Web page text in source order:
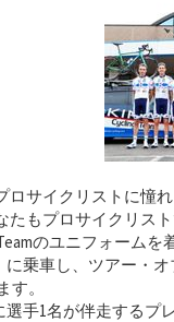
ロサイクリストに憧れ
たもプロサイクリスト
のユニフォーム
」に乗車し、ツアー
す。
手1名が伴走するプレ